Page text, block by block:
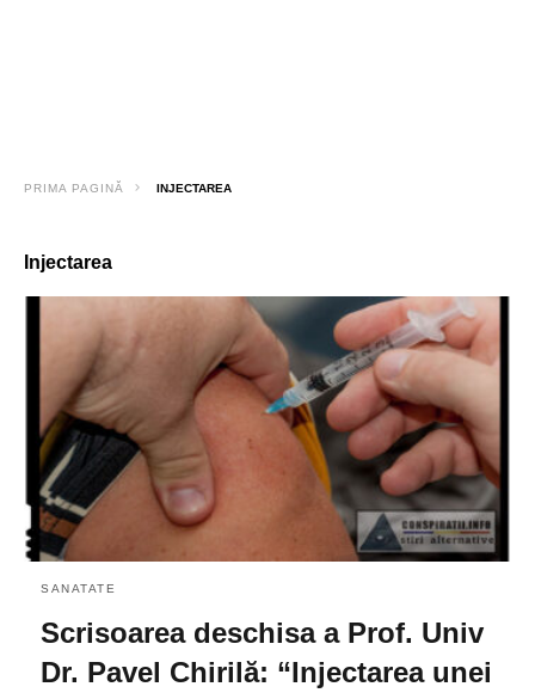
PRIMA PAGINĂ INJECTAREA
Injectarea
SANATATE
Scrisoarea deschisa a Prof. Univ
Dr. Pavel Chirilă: “Injectarea unei